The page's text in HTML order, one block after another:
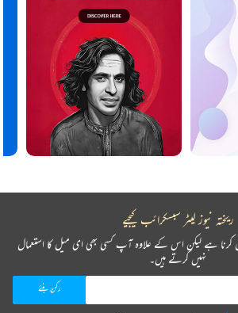
ریختہ نیوز لیٹر سبسکرائب کیجیے
کرنا ہے لیکن اس کے علاوہ آپ کسی بھی ای میل کا استعمال
نہیں کرتے ہیں۔